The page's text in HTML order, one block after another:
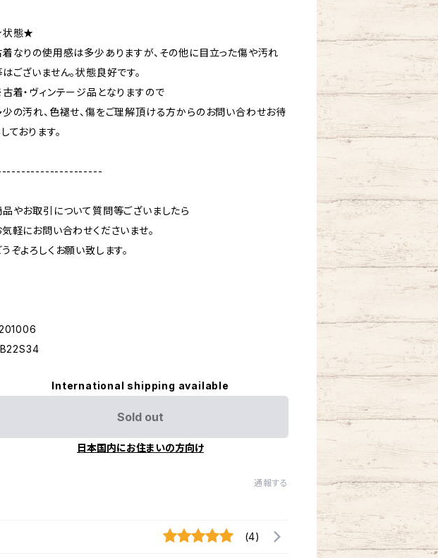
態★
着なりの使用感は多少ありますが、その他に目立った傷や汚れ
ございません。状態良好です。
着・ヴィンテージ品となりますので
少の汚れ、色褪せ、傷をご理解頂ける方からのお問い合わせお待
ております。
品やお取引について質問等ございましたら
気軽にお問い合わせくださいませ。
うぞよろしくお願い致します。
International shipping available
Sold out
日本国内にお住まいの方向け
通報する
(4)